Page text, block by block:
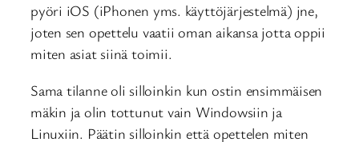
pyöri iOS (iPhonen yms. käyttöjärjestelmä) jne,
joten sen opettelu vaatii oman aikansa jotta oppii
miten asiat siinä toimii.
Sama tilanne oli silloinkin kun ostin ensimmäisen
mäkin ja olin tottunut vain Windowsiin ja
Linuxiin. Päätin silloinkin että opettelen miten